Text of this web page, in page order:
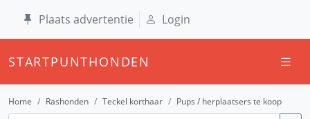
Plaats advertentie Login
STARTPUNTHONDEN
Home Rashonden Teckel korthaar Pups / herplaatsers te koop